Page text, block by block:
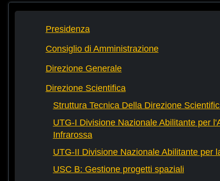
Presidenza
Consiglio di Amministrazione
Direzione Generale
Direzione Scientifica
Struttura Tecnica Della Direzione
UTG-I Divisione Nazionale Abilitante per
Infrarossa
UTG-II Divisione Nazionale Abilitante per
USC B: Gestione progetti spaziali